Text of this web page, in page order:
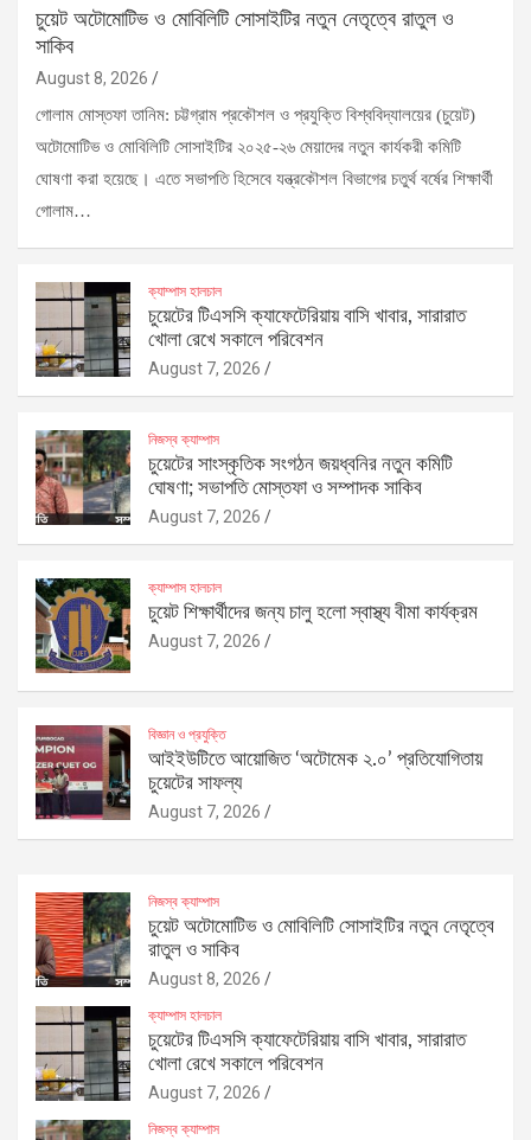
চুয়েট অটোমোটিভ ও মোবিলিটি সোসাইটির নতুন নেতৃত্বে রাতুল ও
সাকিব
August 8, 2026
গোলাম মোস্তফা তানিম: চট্টগ্রাম প্রকৌশল ও প্রযুক্তি বিশ্ববিদ্যালয়ের (চুয়েট)
অটোমোটিভ ও মোবিলিটি সোসাইটির ২০২৫-২৬ মেয়াদের নতুন কার্যকরী কমিটি
ঘোষণা করা হয়েছে। এতে সভাপতি হিসেবে যন্ত্রকৌশল বিভাগের চতুর্থ বর্ষের শিক্ষার্থী
গোলাম…
ক্যাম্পাস হালচাল
চুয়েটের টিএসসি ক্যাফেটেরিয়ায় বাসি খাবার, সারারাত
খোলা রেখে সকালে পরিবেশন
August 7, 2026
নিজস্ব ক্যাম্পাস
চুয়েটের সাংস্কৃতিক সংগঠন জয়ধ্বনির নতুন কমিটি
ঘোষণা; সভাপতি মোস্তফা ও সম্পাদক সাকিব
August 7, 2026
ক্যাম্পাস হালচাল
চুয়েট শিক্ষার্থীদের জন্য চালু হলো স্বাস্থ্য বীমা কার্যক্রম
August 7, 2026
বিজ্ঞান ও প্রযুক্তি
আইইউটিতে আয়োজিত ‘অটোমেক ২.০’ প্রতিযোগিতায়
চুয়েটের সাফল্য
August 7, 2026
নিজস্ব ক্যাম্পাস
চুয়েট অটোমোটিভ ও মোবিলিটি সোসাইটির নতুন নেতৃত্বে
রাতুল ও সাকিব
August 8, 2026
ক্যাম্পাস হালচাল
চুয়েটের টিএসসি ক্যাফেটেরিয়ায় বাসি খাবার, সারারাত
খোলা রেখে সকালে পরিবেশন
August 7, 2026
নিজস্ব ক্যাম্পাস